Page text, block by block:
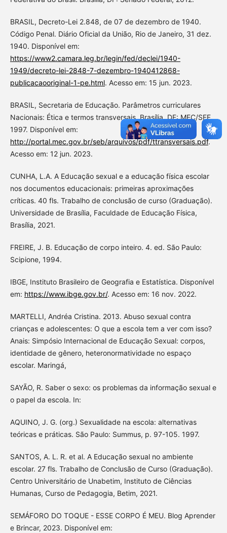
BRASIL, Decreto-Lei 2.848, de 07 de dezembro de 1940.
Código Penal. Diário Oficial da União, Rio de Janeiro, 31 dez.
1940. Disponível em:
https://www2.camara.leg.br/legin/fed/declei/1940-
1949/decreto-lei-2848-7-dezembro-1940412868-
publicacaooriginal-1-pe.html. Acesso em: 15 jun. 2023.
BRASIL, Secretaria de Educação. Parâmetros curriculares
Nacionais: Ética e termos transversais. Brasília, DF: MEC/SEF,
1997. Disponível em:
http://portal.mec.gov.br/seb/arquivos/pdf/ttransversais.pdf.
Acesso em: 12 jun. 2023.
CUNHA, L.A. A Educação sexual e a educação física escolar
nos documentos educacionais: primeiras aproximações
críticas. 40 fls. Trabalho de conclusão de curso (Graduação).
Universidade de Brasília, Faculdade de Educação Física,
Brasília, 2021.
FREIRE, J. B. Educação de corpo inteiro. 4. ed. São Paulo:
Scipione, 1994.
IBGE, Instituto Brasileiro de Geografia e Estatística. Disponível
em: https://www.ibge.gov.br/. Acesso em: 16 nov. 2022.
MARTELLI, Andréa Cristina. 2013. Abuso sexual contra
crianças e adolescentes: O que a escola tem a ver com isso?
Anais: Simpósio Internacional de Educação Sexual: corpos,
identidade de gênero, heteronormatividade no espaço
escolar. Maringá,
SAYÃO, R. Saber o sexo: os problemas da informação sexual e
o papel da escola. In:
AQUINO, J. G. (org.) Sexualidade na escola: alternativas
teóricas e práticas. São Paulo: Summus, p. 97-105. 1997.
SANTOS, A. L. R. et al. A Educação sexual no ambiente
escolar. 27 fls. Trabalho de Conclusão de Curso (Graduação).
Centro Universitário de Unabetim, Instituto de Ciências
Humanas, Curso de Pedagogia, Betim, 2021.
SEMÁFORO DO TOQUE - ESSE CORPO É MEU. Blog Aprender
e Brincar, 2023. Disponível em: